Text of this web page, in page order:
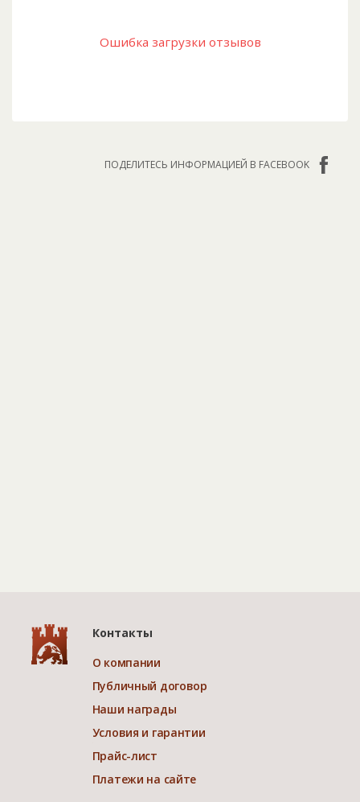
Ошибка загрузки отзывов
ПОДЕЛИТЕСЬ ИНФОРМАЦИЕЙ В FACEBOOK
Контакты
О компании
Публичный договор
Наши награды
Условия и гарантии
Прайс-лист
Платежи на сайте